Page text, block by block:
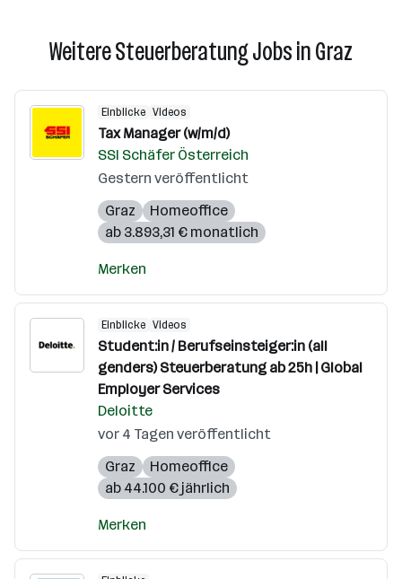
Weitere Steuerberatung Jobs in Graz
Einblicke Videos
Tax Manager (w/m/d)
SSI Schäfer Österreich
Gestern veröffentlicht
Graz
Homeoffice
ab 3.893,31 € monatlich
Merken
Einblicke Videos
Student:in / Berufseinsteiger:in (all
genders) Steuerberatung ab 25h | Global
Employer Services
Deloitte
vor 4 Tagen veröffentlicht
Graz
Homeoffice
ab 44.100 € jährlich
Merken